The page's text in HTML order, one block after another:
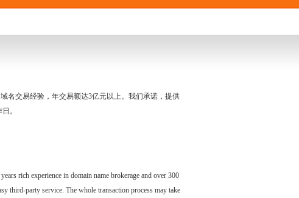
名交易经验，年交易额达3亿元以上。我们承诺，提供
。
rich experience in domain name brokerage and over 300
third-party service. The whole transaction process may take